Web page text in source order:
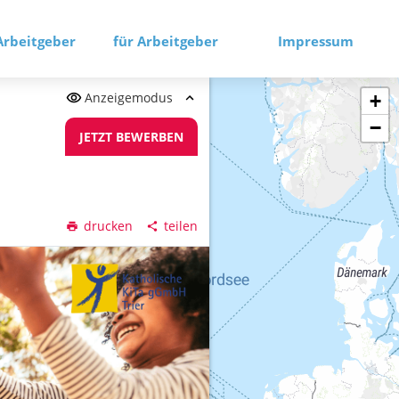
für Arbeitgeber Impressum
Anzeigemodus
JETZT BEWERBEN
drucken teilen
+
−